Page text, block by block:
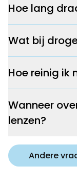
Hoe lang
Wat bij
Hoe reinig ik
Wanneer
lenzen?
Andere